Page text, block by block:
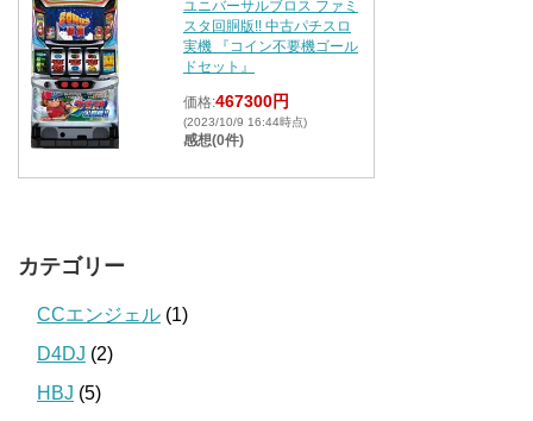
ユニバーサルブロス ファミ
スタ回胴版!! 中古パチスロ
実機 『コイン不要機ゴール
ドセット』
価格:467300円
(2023/10/9 16:44時点)
感想(0件)
カテゴリー
CCエンジェル (1)
D4DJ (2)
HBJ (5)